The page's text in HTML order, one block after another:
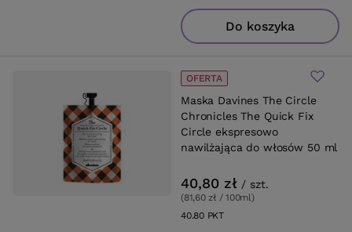
Do koszyka
Maska Davines The Circle
Chronicles The Quick Fix
Circle ekspresowo
nawilżająca do włosów 50 ml
OFERTA
40,80 zł / szt.
(81,60 zł / 100ml)
40.80PKTpunktów